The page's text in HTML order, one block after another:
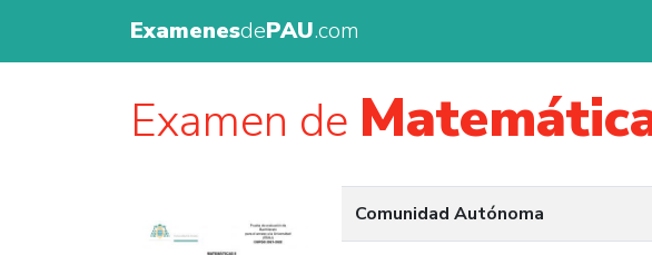
ExamenesdePAU.com
Examen de
Comunidad Autónoma